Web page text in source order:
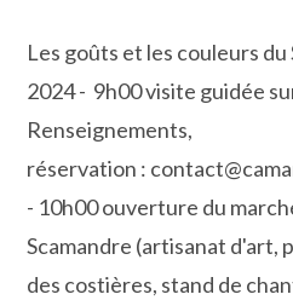
publication :
Les goûts et les couleurs
2024 - 9h00 visite guidée
Renseignements,
réservation :
- 10h00 ouverture du
Scamandre (artisanat d'art,
des costières, stand de